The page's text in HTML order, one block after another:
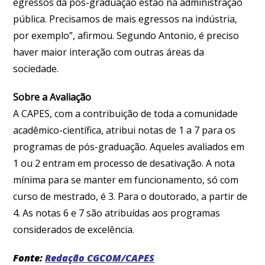
pública. Precisamos de mais egressos na indústria,
por exemplo”, afirmou. Segundo Antonio, é preciso
haver maior interação com outras áreas da
sociedade.
Sobre a Avaliação
A CAPES, com a contribuição de toda a comunidade
acadêmico-científica, atribui notas de 1 a 7 para os
programas de pós-graduação. Aqueles avaliados em
1 ou 2 entram em processo de desativação. A nota
mínima para se manter em funcionamento, só com
curso de mestrado, é 3. Para o doutorado, a partir de
4. As notas 6 e 7 são atribuídas aos programas
considerados de excelência.
Fonte:Redação CGCOM/CAPES